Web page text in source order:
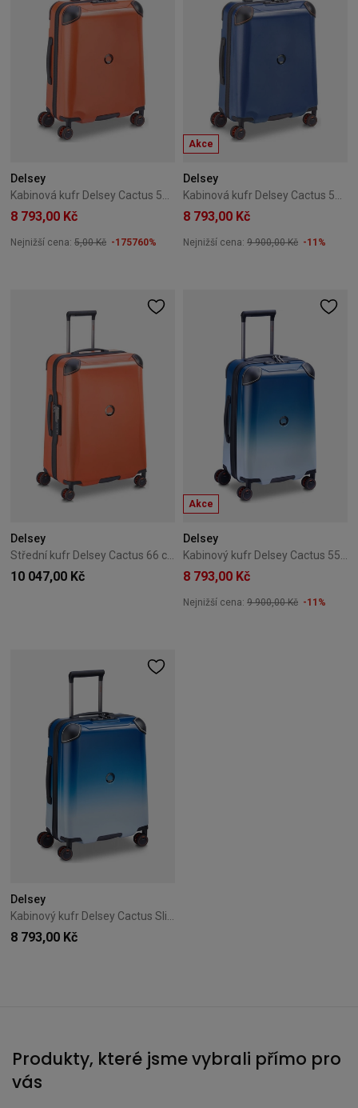
Delsey
Kabinová kufr Delsey Cactus 55 cm SLIM Oranžová
8 793,00 Kč
Nejnižší cena: 5,00 Kč -175760%
Akce
Delsey
Kabinová kufr Delsey Cactus 55 cm SLIM Modrá
8 793,00 Kč
Nejnižší cena: 9 900,00 Kč -11%
Delsey
Střední kufr Delsey Cactus 66 cm Oranžová
10 047,00 Kč
Akce
Delsey
Kabinový kufr Delsey Cactus 55 cm Bílo-modrý
8 793,00 Kč
Nejnižší cena: 9 900,00 Kč -11%
Delsey
8 793,00 Kč
Produkty, které jsme vybrali přímo pro
vás